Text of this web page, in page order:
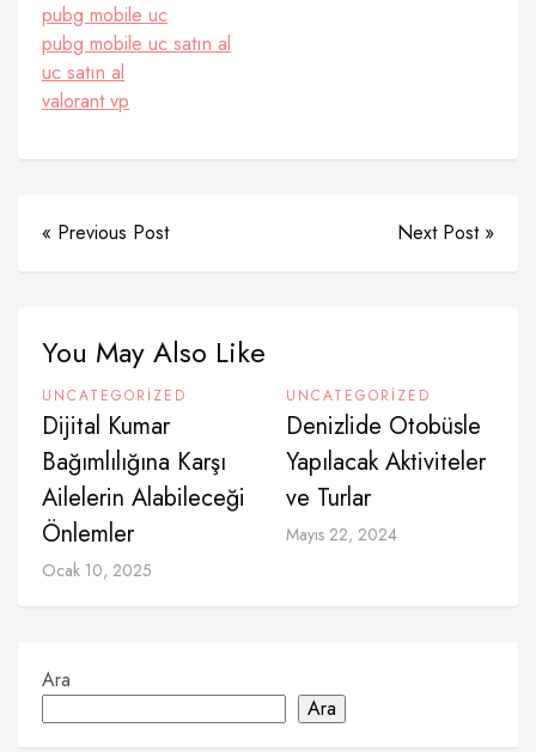
pubg mobile uc
pubg mobile uc satın al
uc satın al
valorant vp
« Previous Post Next Post »
You May Also Like
UNCATEGORIZED
Dijital Kumar
Bağımlılığına Karşı
Ailelerin Alabileceği
Önlemler
Ocak 10, 2025
UNCATEGORIZED
Denizlide Otobüsle
Yapılacak Aktiviteler
ve Turlar
Mayıs 22, 2024
Ara
Ara